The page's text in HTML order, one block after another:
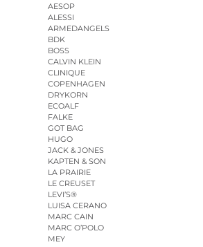
AESOP
ALESSI
ARMEDANGELS
BDK
BOSS
CALVIN KLEIN
CLINIQUE
COPENHAGEN
DRYKORN
ECOALF
FALKE
GOT BAG
HUGO
JACK & JONES
KAPTEN & SON
LA PRAIRIE
LE CREUSET
LEVI’S®
LUISA CERANO
MARC CAIN
MARC O’POLO
MEY